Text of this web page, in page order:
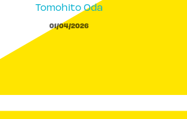
Tomohito Oda
01/04/2026